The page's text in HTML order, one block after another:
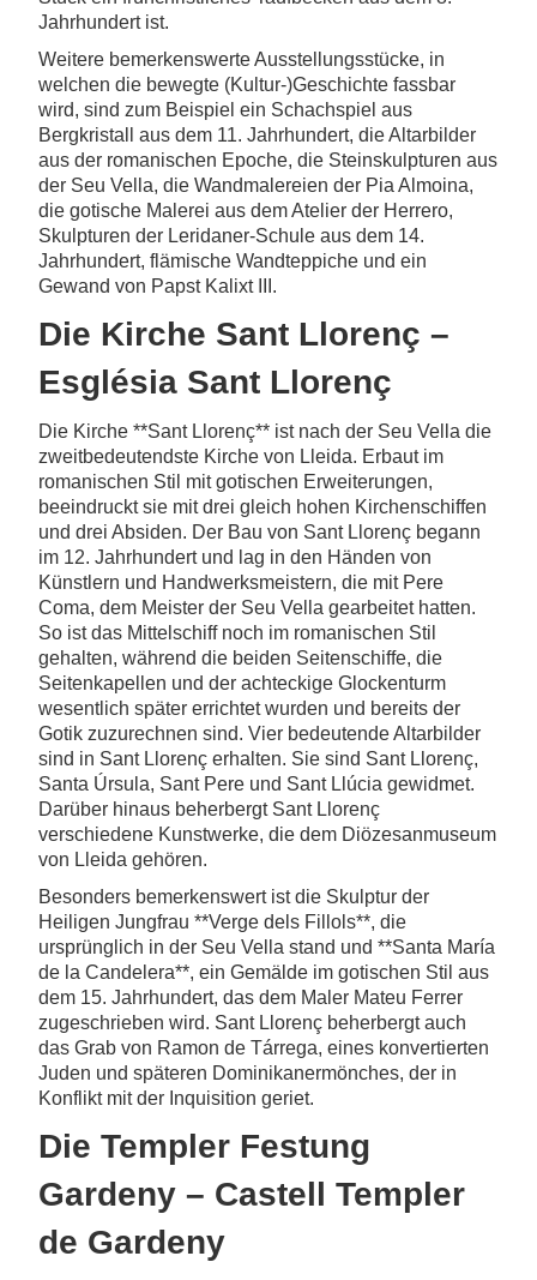
Jahrhundert ist.
Weitere bemerkenswerte Ausstellungsstücke, in
welchen die bewegte (Kultur-)Geschichte fassbar
wird, sind zum Beispiel ein Schachspiel aus
Bergkristall aus dem 11. Jahrhundert, die Altarbilder
aus der romanischen Epoche, die Steinskulpturen aus
der Seu Vella, die Wandmalereien der Pia Almoina,
die gotische Malerei aus dem Atelier der Herrero,
Skulpturen der Leridaner-Schule aus dem 14.
Jahrhundert, flämische Wandteppiche und ein
Gewand von Papst Kalixt III.
Die Kirche Sant Llorenç –
Església Sant Llorenç
Die Kirche **Sant Llorenç** ist nach der Seu Vella die
zweitbedeutendste Kirche von Lleida. Erbaut im
romanischen Stil mit gotischen Erweiterungen,
beeindruckt sie mit drei gleich hohen Kirchenschiffen
und drei Absiden. Der Bau von Sant Llorenç begann
im 12. Jahrhundert und lag in den Händen von
Künstlern und Handwerksmeistern, die mit Pere
Coma, dem Meister der Seu Vella gearbeitet hatten.
So ist das Mittelschiff noch im romanischen Stil
gehalten, während die beiden Seitenschiffe, die
Seitenkapellen und der achteckige Glockenturm
wesentlich später errichtet wurden und bereits der
Gotik zuzurechnen sind. Vier bedeutende Altarbilder
sind in Sant Llorenç erhalten. Sie sind Sant Llorenç,
Santa Úrsula, Sant Pere und Sant Llúcia gewidmet.
Darüber hinaus beherbergt Sant Llorenç
verschiedene Kunstwerke, die dem Diözesanmuseum
von Lleida gehören.
Besonders bemerkenswert ist die Skulptur der
Heiligen Jungfrau **Verge dels Fillols**, die
ursprünglich in der Seu Vella stand und **Santa María
de la Candelera**, ein Gemälde im gotischen Stil aus
dem 15. Jahrhundert, das dem Maler Mateu Ferrer
zugeschrieben wird. Sant Llorenç beherbergt auch
das Grab von Ramon de Tárrega, eines konvertierten
Juden und späteren Dominikanermönches, der in
Konflikt mit der Inquisition geriet.
Die Templer Festung
Gardeny – Castell Templer
de Gardeny